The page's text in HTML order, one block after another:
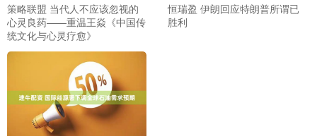
策略联盟 当代人不应该忽视的
心灵良药——重温王焱《中国传
统文化与心灵疗愈》
恒瑞盈 伊朗回应特朗普所谓已
胜利